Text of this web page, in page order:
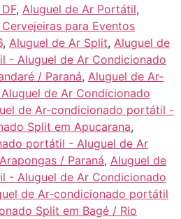
, Aluguel de Ar Portátil,
para Eventos
, Aluguel de Ar Split, Aluguel de
- Aluguel de Ar Condicionado
/ Paraná, Aluguel de Ar-
de Ar Condicionado
de Ar-condicionado portátil -
Split em Apucarana,
portátil - Aluguel de Ar
/ Paraná, Aluguel de
- Aluguel de Ar Condicionado
de Ar-condicionado portátil
Split em Bagé / Rio